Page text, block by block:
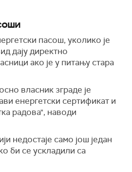
пасош, уколико је
дају директно
ако је у питању стара
власник зграде је
енергетски сертификат и
радова", наводи
недостаје само још један
би се ускладили са